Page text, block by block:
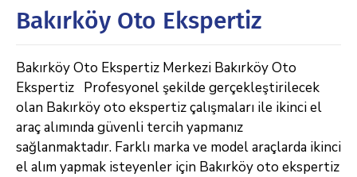
Bakırköy Oto Ekspertiz
Bakırköy Oto Ekspertiz Merkezi Bakırköy Oto
Ekspertiz Profesyonel şekilde gerçekleştirilecek
olan Bakırköy oto ekspertiz çalışmaları ile ikinci el
araç alımında güvenli tercih yapmanız
sağlanmaktadır. Farklı marka ve model araçlarda ikinci
el alım yapmak isteyenler için Bakırköy oto ekspertiz